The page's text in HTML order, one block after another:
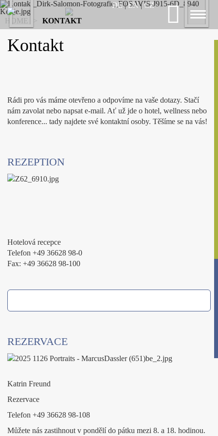
DE|EN|CZ
Previous
HOME > KONTAKT
Kontakt
Rádi pro vás máme otevřeno a odpovíme na vaše dotazy. Stačí
nám zavolat nebo napsat e-mail. Ať už jde o hotel, wellness nebo
konference... tady najdete své kontaktní osoby. Těšíme se na vás!
REZEPTION
Hotelová recepce
Telefon +49 36628 98-0
Fax: +49 36628 98-100
REZERVACE
Katrin Freund
Rezervace
Telefon +49 36628 98-108
Můžete nás zastihnout v pondělí do pátku mezi 8. a 18. hodinou.